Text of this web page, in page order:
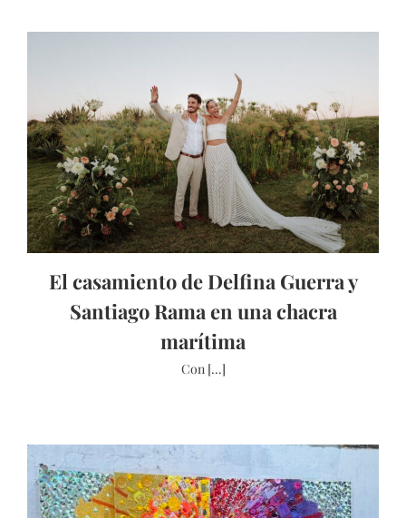
El casamiento de Delfina Guerra y
Santiago Rama en una chacra
marítima
Con [...]